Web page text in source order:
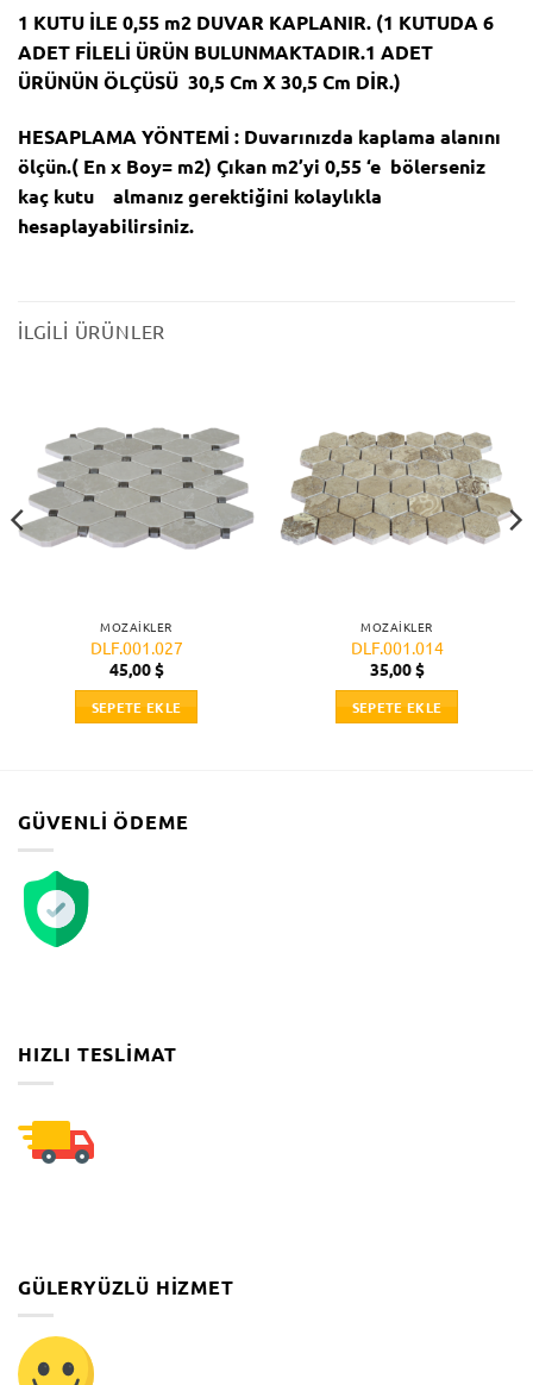
1 KUTU İLE 0,55 m2 DUVAR KAPLANIR. (1 KUTUDA 6
ADET FİLELİ ÜRÜN BULUNMAKTADIR.1 ADET
ÜRÜNÜN ÖLÇÜSÜ 30,5 Cm X 30,5 Cm DİR.)
HESAPLAMA YÖNTEMİ : Duvarınızda kaplama alanını
ölçün.( En x Boy= m2) Çıkan m2’yi 0,55 ‘e bölerseniz
kaç kutu almanız gerektiğini kolaylıkla
hesaplayabilirsiniz.
İLGILI ÜRÜNLER
MOZAIKLER
DLF.001.027
45,00$
SEPETE EKLE
MOZAIKLER
DLF.001.014
35,00$
SEPETE EKLE
GÜVENLI ÖDEME
HIZLI TESLIMAT
GÜLERYÜZLÜ HIZMET